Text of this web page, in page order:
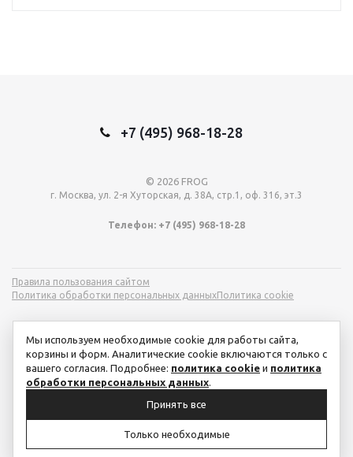
+7 (495) 968-18-28
© 2026 FROG
г. Москва, ул. 2-я Хуторская, д. 38А, стр.1, оф. 316, эт.3
Телефон: +7 (495) 968-18-28
Правила пользования сайтом
Политика обработки персональных данныхПолитика cookie
Мы используем необходимые cookie для работы сайта,
корзины и форм. Аналитические cookie включаются только с
вашего согласия. Подробнее: политика cookie и политика
обработки персональных данных.
Только необходимые
Принять все